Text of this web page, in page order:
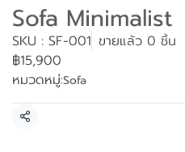
Sofa Minimalist
SKU : SF-001 ขายแล้ว 0 ชิ้น
฿15,900
หมวดหมู่:Sofa
แชร์